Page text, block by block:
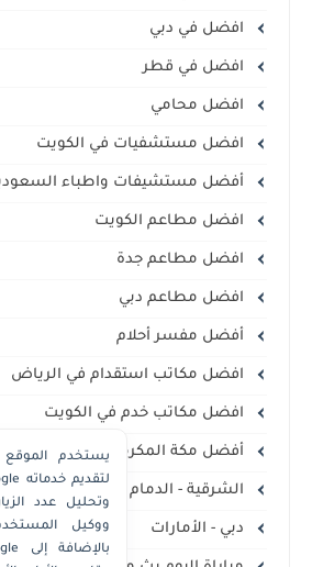
افضل في دبي
افضل في قطر
افضل محامي
افضل مستشفيات في الكويت
أفضل مستشيفات واطباء
افضل مطاعم الكويت
افضل مطاعم جدة
افضل مطاعم دبي
أفضل مفسر أحلام
افضل مكاتب استقدام في الرياض
افضل مكاتب خدم في الكويت
أفضل مكة المكرمة
الشرقية - الدمام الخبر
دبي - الأمارات
يستخدم الموقع
وتحليل عدد